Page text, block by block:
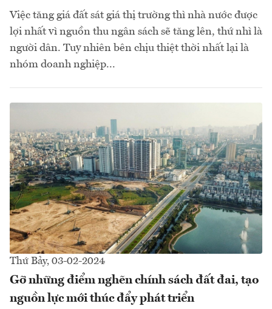
Việc tăng giá đất sát giá thị trường thì nhà nước được
lợi nhất vì nguồn thu ngân sách sẽ tăng lên, thứ nhì là
người dân. Tuy nhiên bên chịu thiệt thời nhất lại là
nhóm doanh nghiệp...
Thứ Bảy, 03-02-2024
Gỡ những điểm nghẽn chính sách đất đai, tạo
nguồn lực mới thúc đẩy phát triển